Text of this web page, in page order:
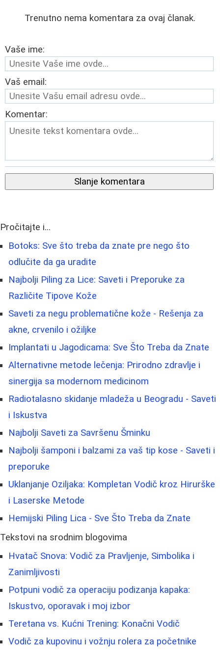
Trenutno nema komentara za ovaj članak.
Vaše ime:
Vaš email:
Komentar:
Slanje komentara
Pročitajte i...
Botoks: Sve što treba da znate pre nego što
odlučite da ga uradite
Najbolji Piling za Lice: Saveti i Preporuke za
Različite Tipove Kože
Saveti za negu problematične kože - Rešenja za
akne, crvenilo i ožiljke
Implantati u Jagodicama: Sve Što Treba da Znate
Alternativne metode lečenja: Prirodno zdravlje i
sinergija sa modernom medicinom
Radiotalasno skidanje mladeža u Beogradu - Saveti
i Iskustva
Najbolji Saveti za Savršenu Šminku
Najbolji šamponi i balzami za vaš tip kose - Saveti i
preporuke
Uklanjanje Oziljaka: Kompletan Vodič kroz Hirurške
i Laserske Metode
Hemijski Piling Lica - Sve Što Treba da Znate
Tekstovi na srodnim blogovima
Hvatač Snova: Vodič za Pravljenje, Simbolika i
Zanimljivosti
Potpuni vodič za operaciju podizanja kapaka:
Iskustvo, oporavak i moj izbor
Teretana vs. Kućni Trening: Konačni Vodič
Vodič za kupovinu i vožnju rolera za početnike